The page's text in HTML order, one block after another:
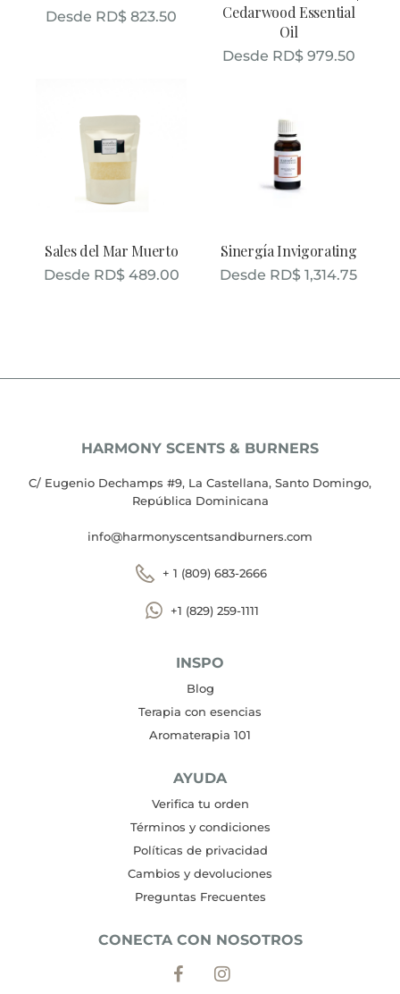
Desde RD$ 823.50
Cedarwood Essential
Oil
Desde RD$979.50
Sales del Mar Muerto
Desde RD$489.00
Sinergía Invigorating
Desde RD$ 1,314.75
HARMONY SCENTS & BURNERS
C/ Eugenio Dechamps #9, La Castellana, Santo Domingo,
República Dominicana
info@harmonyscentsandburners.com
+ 1 (809) 683-2666
+1 (829) 259-1111
INSPO
Blog
Terapia con esencias
Aromaterapia 101
AYUDA
Verifica tu orden
Términos y condiciones
Políticas de privacidad
Cambios y devoluciones
Preguntas Frecuentes
CONECTA CON NOSOTROS